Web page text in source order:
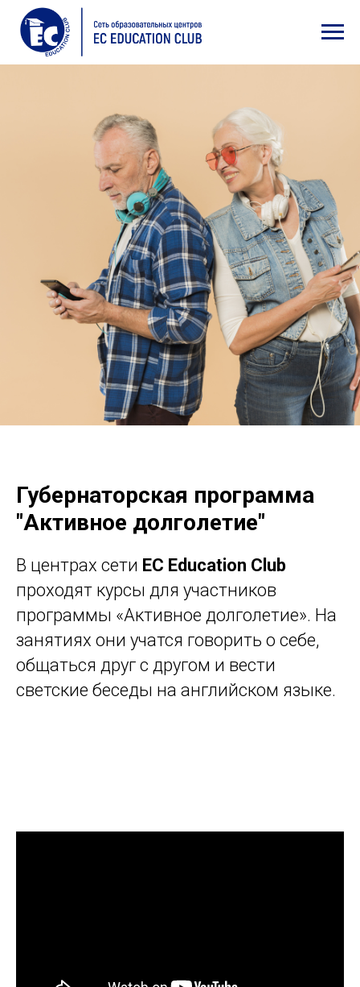
Губернаторская программа
"Активное долголетие"
В центрах сети EC Education Club
проходят курсы для участников
программы «Активное долголетие». На
занятиях они учатся говорить о себе,
общаться друг с другом и вести
светские беседы на английском языке.